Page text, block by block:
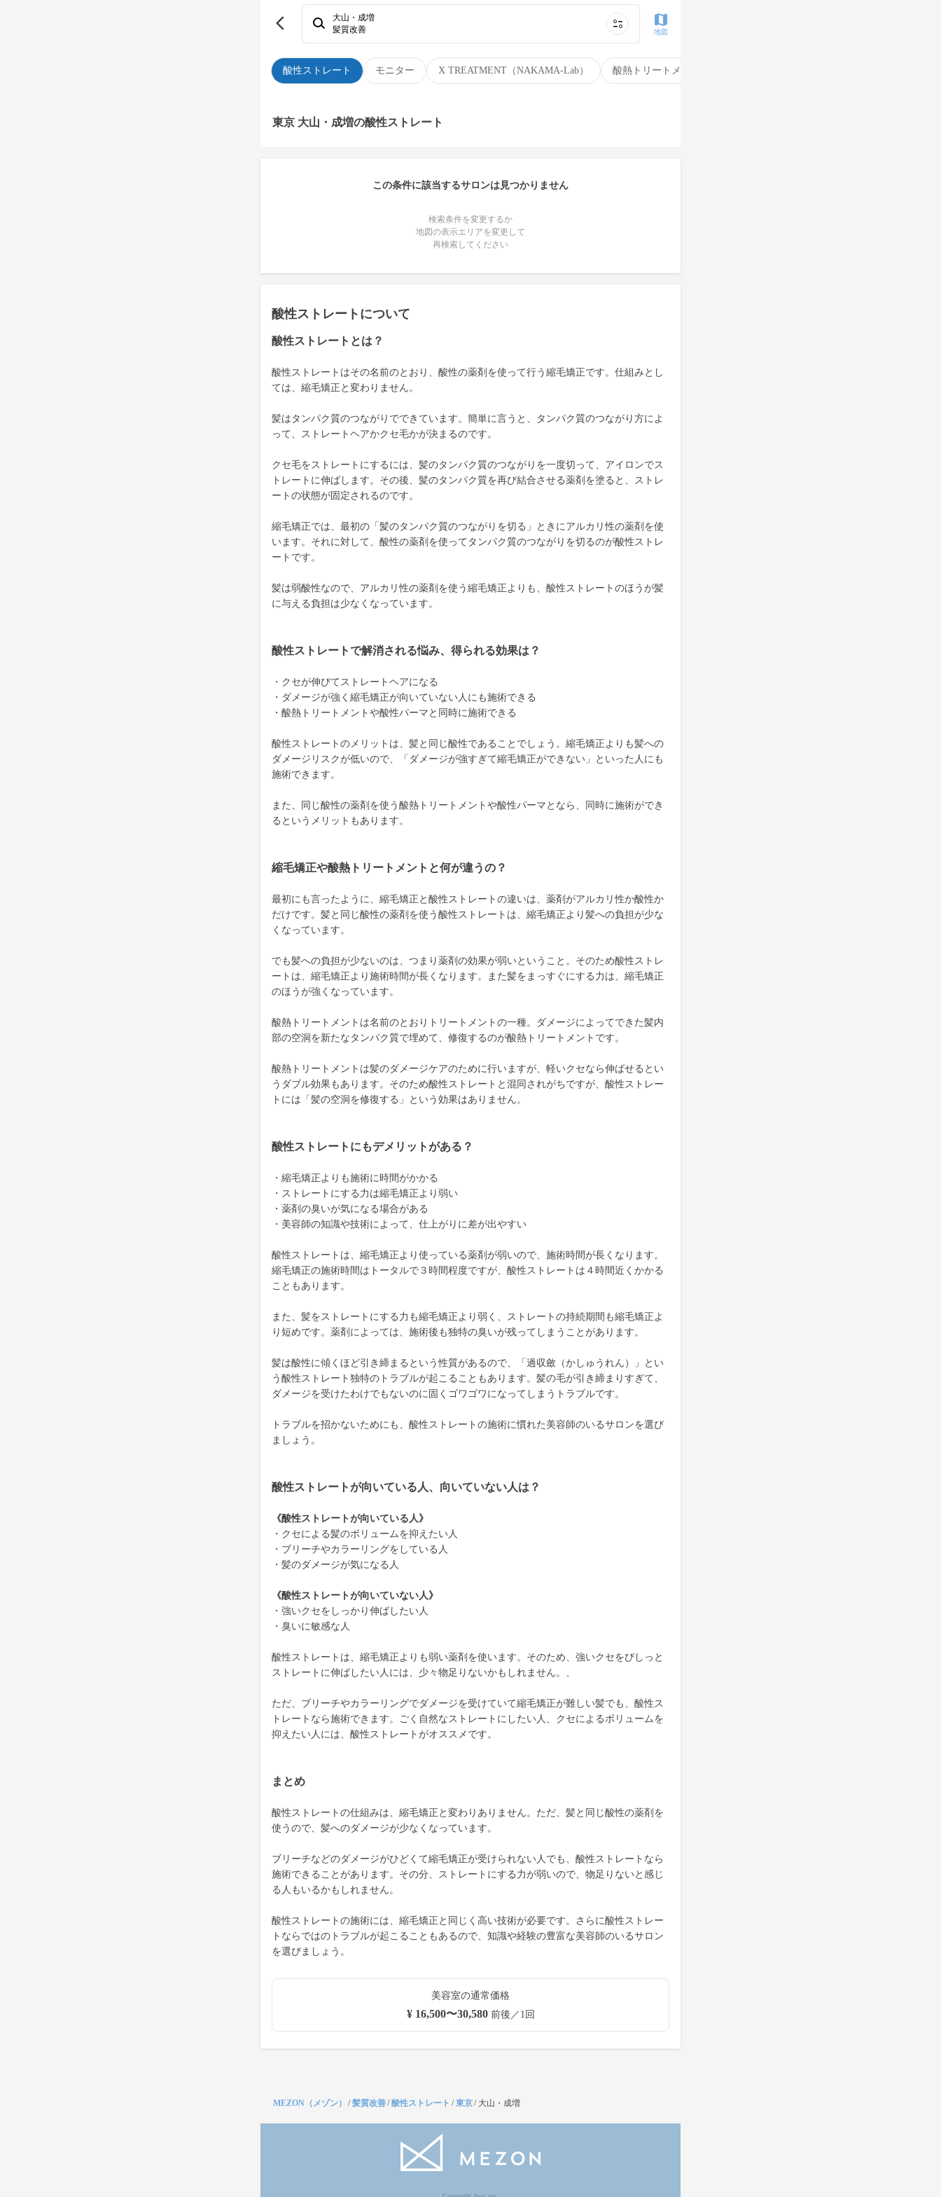
酸性ストレート モニター X TREATMENT（NAKAMA-Lab） 酸熱トリートメント
大山・成増
髪質改善
地図
東京 大山・成増の酸性ストレート
この条件に該当するサロンは見つかりません
検索条件を変更するか
地図の表示エリアを変更して
再検索してください
酸性ストレートについて
酸性ストレートとは？
酸性ストレートはその名前のとおり、酸性の薬剤を使って行う縮毛矯正です。仕組みとし
ては、縮毛矯正と変わりません。
髪はタンパク質のつながりでできています。簡単に言うと、タンパク質のつながり方によ
って、ストレートヘアかクセ毛かが決まるのです。
クセ毛をストレートにするには、髪のタンパク質のつながりを一度切って、アイロンでス
トレートに伸ばします。その後、髪のタンパク質を再び結合させる薬剤を塗ると、ストレ
ートの状態が固定されるのです。
縮毛矯正では、最初の「髪のタンパク質のつながりを切る」ときにアルカリ性の薬剤を使
います。それに対して、酸性の薬剤を使ってタンパク質のつながりを切るのが酸性ストレ
ートです。
髪は弱酸性なので、アルカリ性の薬剤を使う縮毛矯正よりも、酸性ストレートのほうが髪
に与える負担は少なくなっています。
酸性ストレートで解消される悩み、得られる効果は？
・クセが伸びてストレートヘアになる
・ダメージが強く縮毛矯正が向いていない人にも施術できる
・酸熱トリートメントや酸性パーマと同時に施術できる
酸性ストレートのメリットは、髪と同じ酸性であることでしょう。縮毛矯正よりも髪への
ダメージリスクが低いので、「ダメージが強すぎて縮毛矯正ができない」といった人にも
施術できます。
また、同じ酸性の薬剤を使う酸熱トリートメントや酸性パーマとなら、同時に施術ができ
るというメリットもあります。
縮毛矯正や酸熱トリートメントと何が違うの？
最初にも言ったように、縮毛矯正と酸性ストレートの違いは、薬剤がアルカリ性か酸性か
だけです。髪と同じ酸性の薬剤を使う酸性ストレートは、縮毛矯正より髪への負担が少な
くなっています。
でも髪への負担が少ないのは、つまり薬剤の効果が弱いということ。そのため酸性ストレ
ートは、縮毛矯正より施術時間が長くなります。また髪をまっすぐにする力は、縮毛矯正
のほうが強くなっています。
酸熱トリートメントは名前のとおりトリートメントの一種。ダメージによってできた髪内
部の空洞を新たなタンパク質で埋めて、修復するのが酸熱トリートメントです。
酸熱トリートメントは髪のダメージケアのために行いますが、軽いクセなら伸ばせるとい
うダブル効果もあります。そのため酸性ストレートと混同されがちですが、酸性ストレー
トには「髪の空洞を修復する」という効果はありません。
酸性ストレートにもデメリットがある？
・縮毛矯正よりも施術に時間がかかる
・ストレートにする力は縮毛矯正より弱い
・薬剤の臭いが気になる場合がある
・美容師の知識や技術によって、仕上がりに差が出やすい
酸性ストレートは、縮毛矯正より使っている薬剤が弱いので、施術時間が長くなります。
縮毛矯正の施術時間はトータルで３時間程度ですが、酸性ストレートは４時間近くかかる
こともあります。
また、髪をストレートにする力も縮毛矯正より弱く、ストレートの持続期間も縮毛矯正よ
り短めです。薬剤によっては、施術後も独特の臭いが残ってしまうことがあります。
髪は酸性に傾くほど引き締まるという性質があるので、「過収斂（かしゅうれん）」とい
う酸性ストレート独特のトラブルが起こることもあります。髪の毛が引き締まりすぎて、
ダメージを受けたわけでもないのに固くゴワゴワになってしまうトラブルです。
トラブルを招かないためにも、酸性ストレートの施術に慣れた美容師のいるサロンを選び
ましょう。
酸性ストレートが向いている人、向いていない人は？
《酸性ストレートが向いている人》
・クセによる髪のボリュームを抑えたい人
・ブリーチやカラーリングをしている人
・髪のダメージが気になる人
《酸性ストレートが向いていない人》
・強いクセをしっかり伸ばしたい人
・臭いに敏感な人
酸性ストレートは、縮毛矯正よりも弱い薬剤を使います。そのため、強いクセをびしっと
ストレートに伸ばしたい人には、少々物足りないかもしれません。、
ただ、ブリーチやカラーリングでダメージを受けていて縮毛矯正が難しい髪でも、酸性ス
トレートなら施術できます。ごく自然なストレートにしたい人、クセによるボリュームを
抑えたい人には、酸性ストレートがオススメです。
まとめ
酸性ストレートの仕組みは、縮毛矯正と変わりありません。ただ、髪と同じ酸性の薬剤を
使うので、髪へのダメージが少なくなっています。
ブリーチなどのダメージがひどくて縮毛矯正が受けられない人でも、酸性ストレートなら
施術できることがあります。その分、ストレートにする力が弱いので、物足りないと感じ
る人もいるかもしれません。
酸性ストレートの施術には、縮毛矯正と同じく高い技術が必要です。さらに酸性ストレー
トならではのトラブルが起こることもあるので、知識や経験の豊富な美容師のいるサロン
を選びましょう。
美容室の通常価格
¥ 16,500〜30,580前後／1回
MEZON（メゾン） /髪質改善/酸性ストレート /東京/ 大山・成増